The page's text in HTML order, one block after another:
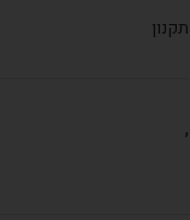
תקנון
,